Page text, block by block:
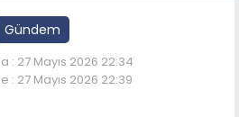
Gündem
: 27 Mayıs 2026 22:34
: 27 Mayıs 2026 22:39